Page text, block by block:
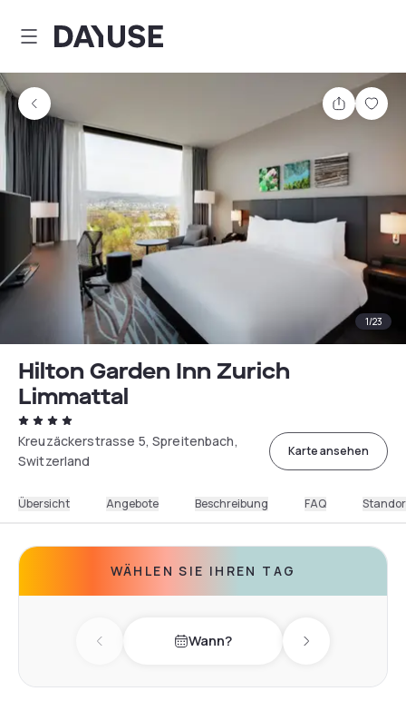
Dayuse
Teilen
1/23
Hilton Garden Inn Zurich
Limmattal
Kreuzäckerstrasse 5, Spreitenbach,
Switzerland
Karte ansehen
Übersicht Angebote Beschreibung FAQ
WÄHLEN SIE IHREN TAG
Previous day Wann? Next day